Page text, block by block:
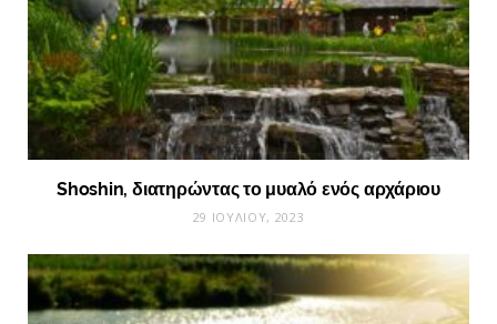
Shoshin, διατηρώντας το μυαλό ενός αρχάριου
29 ΙΟΥΛΊΟΥ, 2023